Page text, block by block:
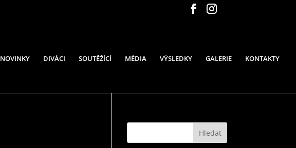
NOVINKY DIVÁCI SOUTĚŽÍCÍ MÉDIA VÝSLEDKY GALERIE KONTAKTY
Hledat